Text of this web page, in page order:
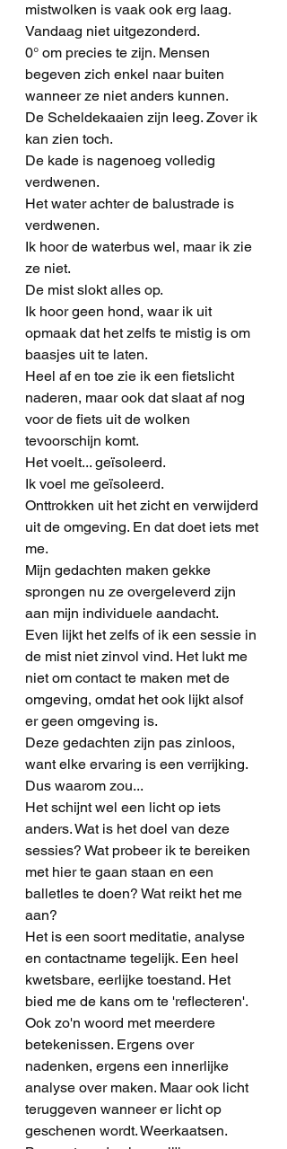
mistwolken is vaak ook erg laag.
Vandaag niet uitgezonderd.
0° om precies te zijn. Mensen
begeven zich enkel naar buiten
wanneer ze niet anders kunnen.
De Scheldekaaien zijn leeg. Zover ik
kan zien toch.
De kade is nagenoeg volledig
verdwenen.
Het water achter de balustrade is
verdwenen.
Ik hoor de waterbus wel, maar ik zie
ze niet.
De mist slokt alles op.
Ik hoor geen hond, waar ik uit
opmaak dat het zelfs te mistig is om
baasjes uit te laten.
Heel af en toe zie ik een fietslicht
naderen, maar ook dat slaat af nog
voor de fiets uit de wolken
tevoorschijn komt.
Het voelt... geïsoleerd.
Ik voel me geïsoleerd.
Onttrokken uit het zicht en verwijderd
uit de omgeving. En dat doet iets met
me.
Mijn gedachten maken gekke
sprongen nu ze overgeleverd zijn
aan mijn individuele aandacht.
Even lijkt het zelfs of ik een sessie in
de mist niet zinvol vind. Het lukt me
niet om contact te maken met de
omgeving, omdat het ook lijkt alsof
er geen omgeving is.
Deze gedachten zijn pas zinloos,
want elke ervaring is een verrijking.
Dus waarom zou...
Het schijnt wel een licht op iets
anders. Wat is het doel van deze
sessies? Wat probeer ik te bereiken
met hier te gaan staan en een
balletles te doen? Wat reikt het me
aan?
Het is een soort meditatie, analyse
en contactname tegelijk. Een heel
kwetsbare, eerlijke toestand. Het
bied me de kans om te 'reflecteren'.
Ook zo'n woord met meerdere
betekenissen. Ergens over
nadenken, ergens een innerlijke
analyse over maken. Maar ook licht
teruggeven wanneer er licht op
geschenen wordt. Weerkaatsen.